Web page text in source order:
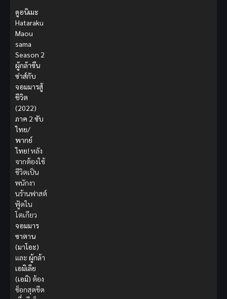
ดูอนิเมะ
Hataraku
Maou
sama
Season 2
ผู้กล้าซึน
ซ่าส์กับ
จอมมารสู้
ชีวิต
(2022)
ภาค 2 ซับ
ไทย/
พากย์
ไทย! หลัง
จากต้องใช้
ชีวิตเป็น
พนักงา
นร้านฟาสต์
ฟู้ดใน
โตเกียว
จอมมาร
ซาตาน
(มาโอะ)
และ ผู้กล้า
เอมิเลีย
(เอมิ) ต้อง
ช็อกสุดขีด